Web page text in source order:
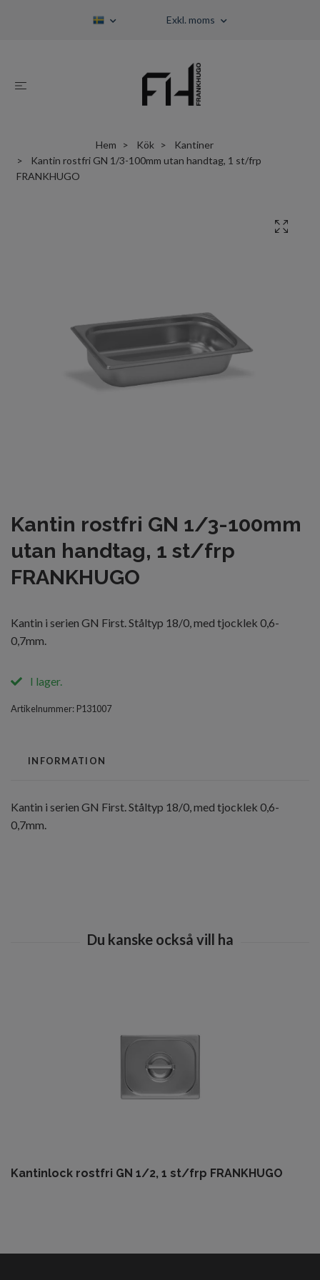
Exkl. moms
Hem Kök
Kantiner
Kantin rostfri GN 1/3-100mm utan handtag, 1 st/frp
FRANKHUGO
Kantin rostfri GN 1/3-100mm
utan handtag, 1 st/frp
FRANKHUGO
Kantin i serien GN First. Ståltyp 18/0, med tjocklek 0,6-
0,7mm.
I lager.
Artikelnummer: P131007
INFORMATION
Kantin i serien GN First. Ståltyp 18/0, med tjocklek 0,6-
0,7mm.
Kantinlock rostfri GN 1/2, 1 st/frp FRANKHUGO